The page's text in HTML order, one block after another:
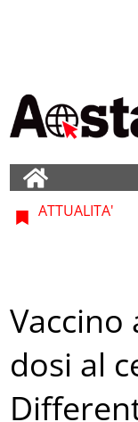
ATTUALITA'
Vaccino
dosi al